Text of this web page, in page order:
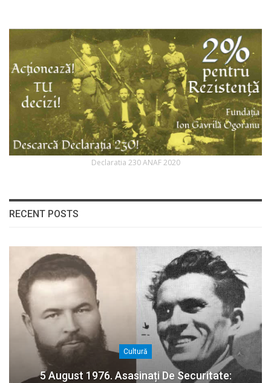
Declaratia 230 ANAF 2020
RECENT POSTS
Cultură
5 August 1976. Asasinați De Securitate: